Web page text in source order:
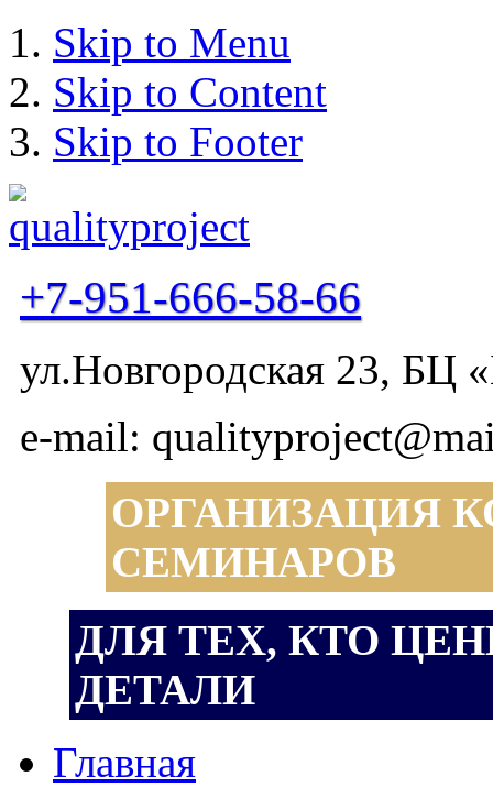
Skip to Menu
Skip to Content
Skip to Footer
+7-951-666-58-66
ул.Новгородская 23, БЦ
e-mail:
ОРГАНИЗАЦИЯ
СЕМИНАРОВ
ДЛЯ ТЕХ, КТО
ДЕТАЛИ
Главная